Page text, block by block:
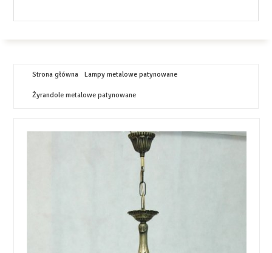
Strona główna Lampy metalowe patynowane
Żyrandole metalowe patynowane